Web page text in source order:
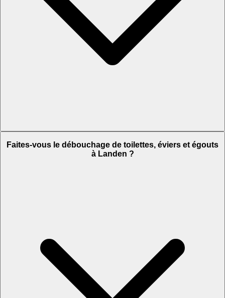
Faites-vous le débouchage de toilettes, éviers et égouts
à Landen ?